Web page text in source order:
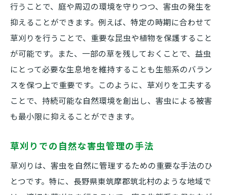
行うことで、庭や周辺の環境を守りつつ、害虫の発生を
抑えることができます。例えば、特定の時期に合わせて
草刈りを行うことで、重要な昆虫や植物を保護すること
が可能です。また、一部の草を残しておくことで、益虫
にとって必要な生息地を維持することも生態系のバラン
スを保つ上で重要です。このように、草刈りを工夫する
ことで、持続可能な自然環境を創出し、害虫による被害
も最小限に抑えることができます。
草刈りでの自然な害虫管理の手法
草刈りは、害虫を自然に管理するための重要な手法のひ
とつです。特に、長野県東筑摩郡筑北村のような地域で